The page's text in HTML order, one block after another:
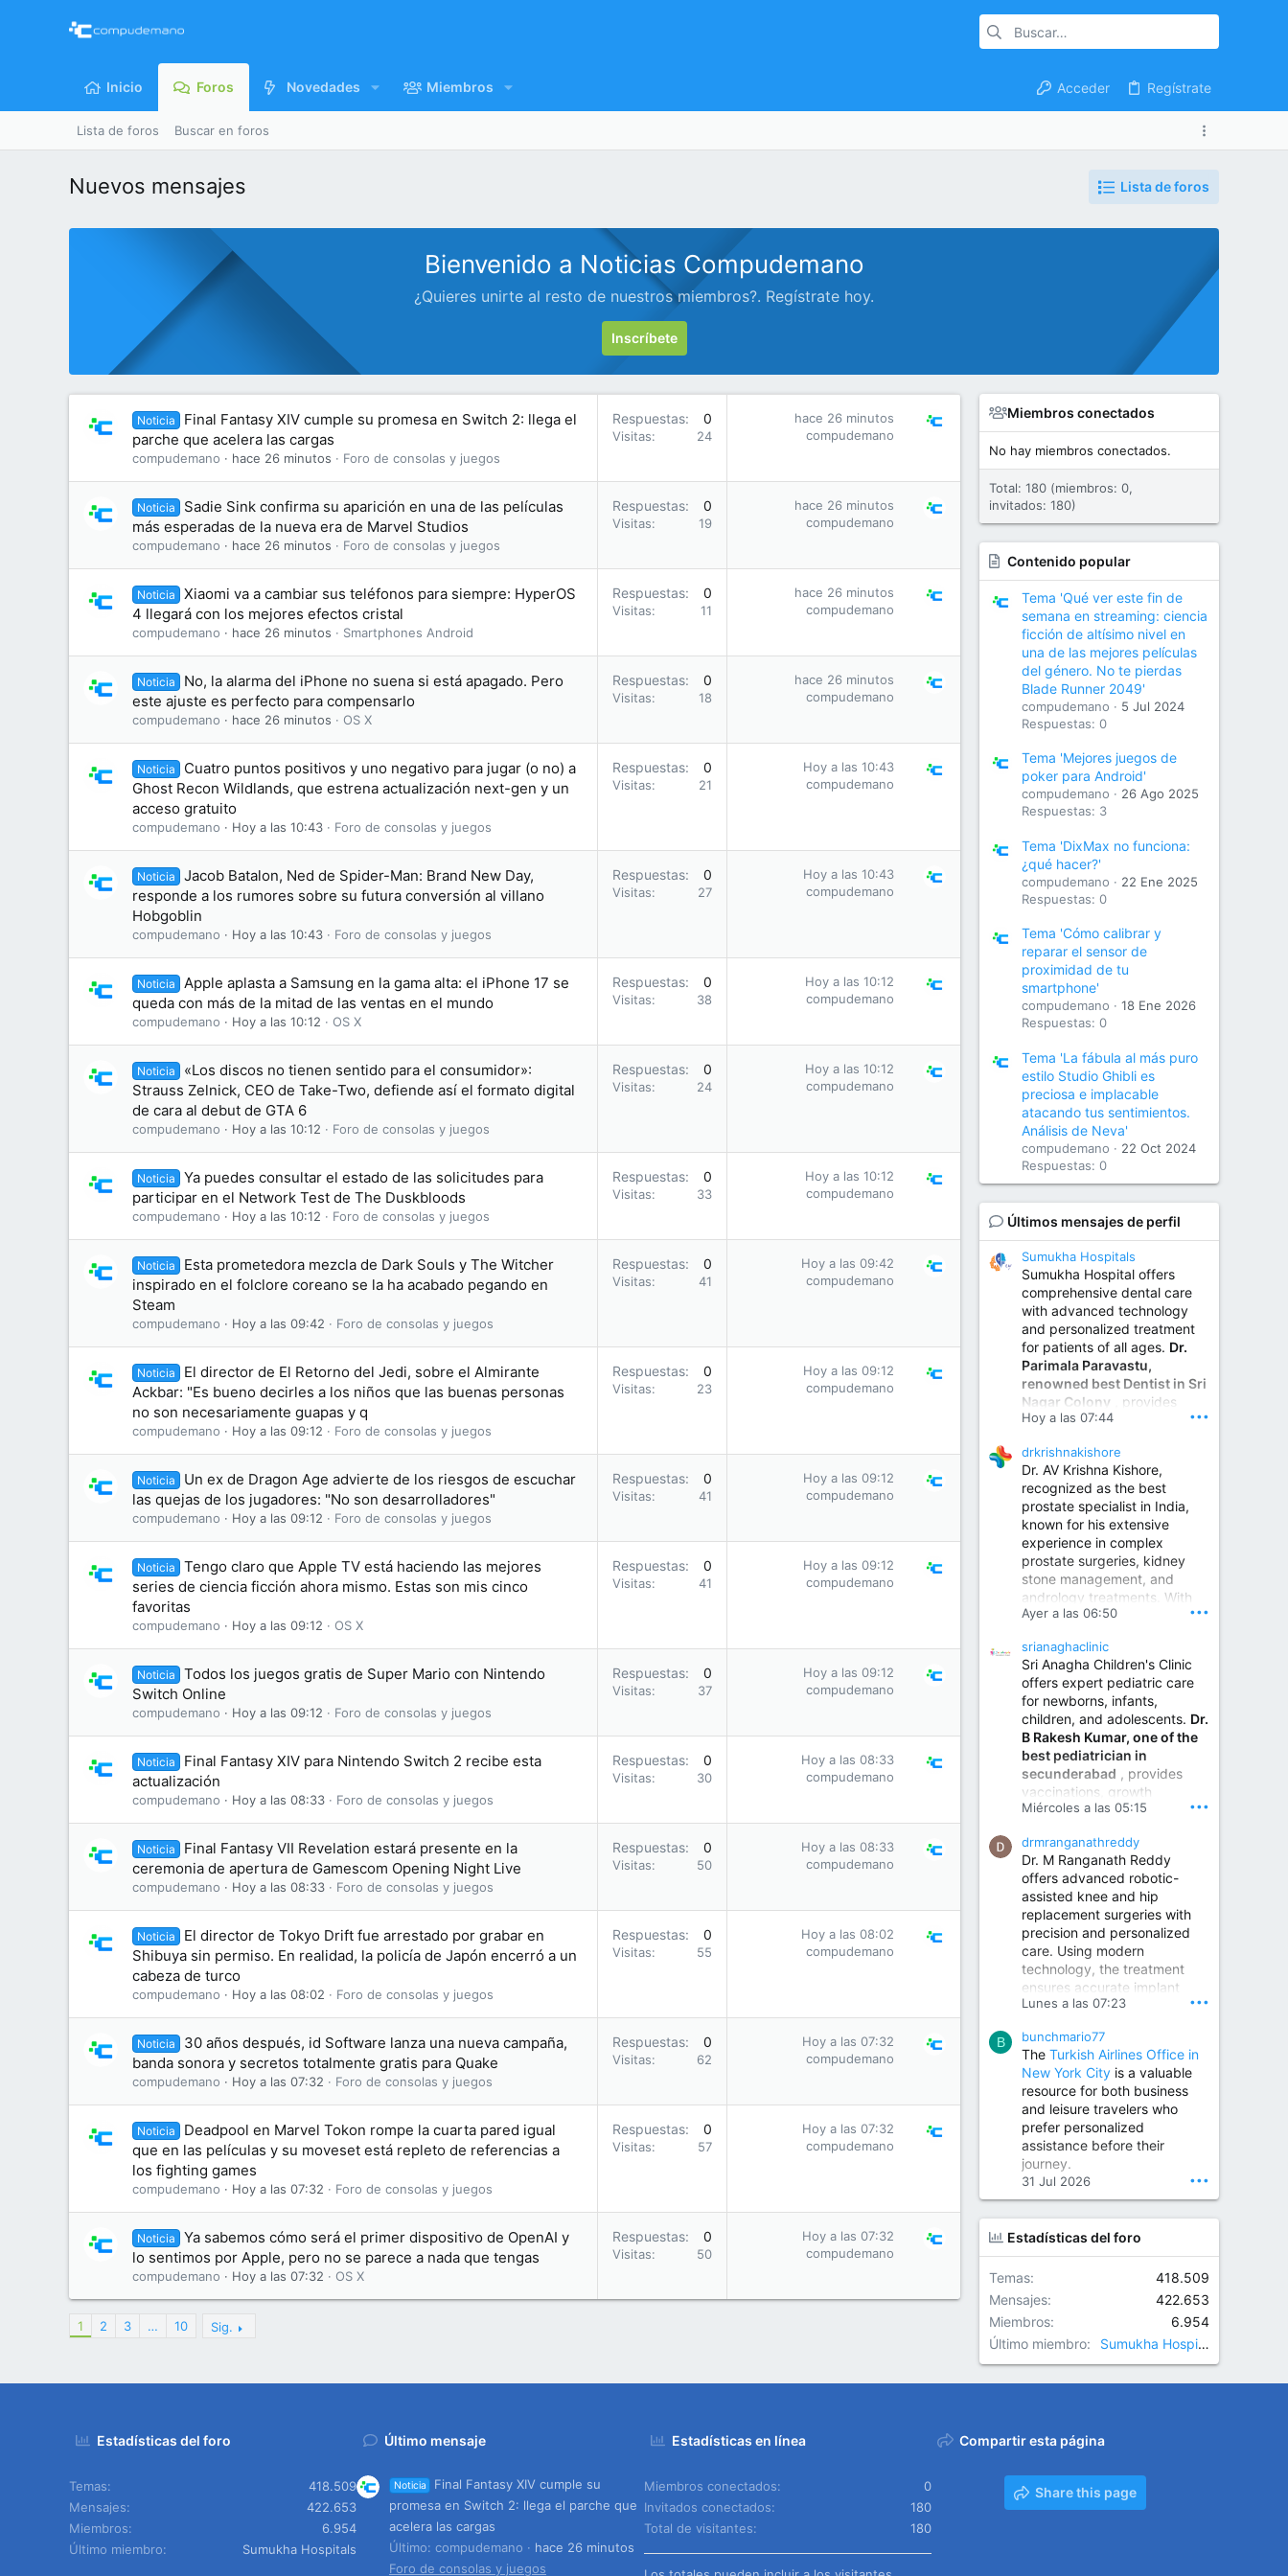
Inicio Foros Novedades Miembros Acceder Regístrate
Lista de foros Buscar en foros
Nuevos mensajes Lista de foros
Bienvenido a Noticias Compudemano
¿Quieres unirte al resto de nuestros miembros?. Regístrate hoy.
Inscríbete
Noticia
Final Fantasy XIV cumple su promesa en Switch 2: llega el
parche que acelera las cargas
compudemano hace 26 minutos Foro de consolas y juegos
Respuestas 0
Visitas 24
hace 26 minutos
compudemano
Noticia
Sadie Sink confirma su aparición en una de las películas
más esperadas de la nueva era de Marvel Studios
compudemano hace 26 minutos Foro de consolas y juegos
Respuestas 0
Visitas 19
hace 26 minutos
compudemano
Noticia
Xiaomi va a cambiar sus teléfonos para siempre: HyperOS
4 llegará con los mejores efectos cristal
compudemano hace 26 minutos Smartphones Android
Respuestas 0
Visitas 11
hace 26 minutos
compudemano
Noticia
No, la alarma del iPhone no suena si está apagado. Pero
este ajuste es perfecto para compensarlo
compudemano hace 26 minutos OS X
Respuestas 0
Visitas 18
hace 26 minutos
compudemano
Noticia
Cuatro puntos positivos y uno negativo para jugar (o no) a
Ghost Recon Wildlands, que estrena actualización next-gen y un
acceso gratuito
compudemano Hoy a las 10:43 Foro de consolas y juegos
Respuestas 0
Visitas 21
Hoy a las 10:43
compudemano
Noticia
Jacob Batalon, Ned de Spider-Man: Brand New Day,
responde a los rumores sobre su futura conversión al villano
Hobgoblin
compudemano Hoy a las 10:43 Foro de consolas y juegos
Respuestas 0
Visitas 27
Hoy a las 10:43
compudemano
Noticia
Apple aplasta a Samsung en la gama alta: el iPhone 17 se
queda con más de la mitad de las ventas en el mundo
compudemano Hoy a las 10:12 OS X
Respuestas 0
Visitas 38
Hoy a las 10:12
compudemano
Noticia
«Los discos no tienen sentido para el consumidor»:
Strauss Zelnick, CEO de Take-Two, defiende así el formato digital
de cara al debut de GTA 6
compudemano Hoy a las 10:12 Foro de consolas y juegos
Respuestas 0
Visitas 24
Hoy a las 10:12
compudemano
Noticia
Ya puedes consultar el estado de las solicitudes para
participar en el Network Test de The Duskbloods
compudemano Hoy a las 10:12 Foro de consolas y juegos
Respuestas 0
Visitas 33
Hoy a las 10:12
compudemano
Noticia
Esta prometedora mezcla de Dark Souls y The Witcher
inspirado en el folclore coreano se la ha acabado pegando en
Steam
compudemano Hoy a las 09:42 Foro de consolas y juegos
Respuestas 0
Visitas 41
Hoy a las 09:42
compudemano
Noticia
El director de El Retorno del Jedi, sobre el Almirante
Ackbar: "Es bueno decirles a los niños que las buenas personas
no son necesariamente guapas y q
compudemano Hoy a las 09:12 Foro de consolas y juegos
Respuestas 0
Visitas 23
Hoy a las 09:12
compudemano
Noticia
Un ex de Dragon Age advierte de los riesgos de escuchar
las quejas de los jugadores: "No son desarrolladores"
compudemano Hoy a las 09:12 Foro de consolas y juegos
Respuestas 0
Visitas 41
Hoy a las 09:12
compudemano
Noticia
Tengo claro que Apple TV está haciendo las mejores
series de ciencia ficción ahora mismo. Estas son mis cinco
favoritas
compudemano Hoy a las 09:12 OS X
Respuestas 0
Visitas 41
Hoy a las 09:12
compudemano
Noticia
Todos los juegos gratis de Super Mario con Nintendo
Switch Online
compudemano Hoy a las 09:12 Foro de consolas y juegos
Respuestas 0
Visitas 37
Hoy a las 09:12
compudemano
Noticia
Final Fantasy XIV para Nintendo Switch 2 recibe esta
actualización
compudemano Hoy a las 08:33 Foro de consolas y juegos
Respuestas 0
Visitas 30
Hoy a las 08:33
compudemano
Noticia
Final Fantasy VII Revelation estará presente en la
ceremonia de apertura de Gamescom Opening Night Live
compudemano Hoy a las 08:33 Foro de consolas y juegos
Respuestas 0
Visitas 50
Hoy a las 08:33
compudemano
Noticia
El director de Tokyo Drift fue arrestado por grabar en
Shibuya sin permiso. En realidad, la policía de Japón encerró a un
cabeza de turco
compudemano Hoy a las 08:02 Foro de consolas y juegos
Respuestas 0
Visitas 55
Hoy a las 08:02
compudemano
Noticia
30 años después, id Software lanza una nueva campaña,
banda sonora y secretos totalmente gratis para Quake
compudemano Hoy a las 07:32 Foro de consolas y juegos
Respuestas 0
Visitas 62
Hoy a las 07:32
compudemano
Noticia
Deadpool en Marvel Tokon rompe la cuarta pared igual
que en las películas y su moveset está repleto de referencias a
los fighting games
compudemano Hoy a las 07:32 Foro de consolas y juegos
Respuestas 0
Visitas 57
Hoy a las 07:32
compudemano
Noticia
Ya sabemos cómo será el primer dispositivo de OpenAI y
lo sentimos por Apple, pero no se parece a nada que tengas
compudemano Hoy a las 07:32 OS X
Respuestas 0
Visitas 50
Hoy a las 07:32
compudemano
1 2 3 … 10 Sig.
Miembros conectados
No hay miembros conectados.
Total: 180 (miembros: 0,
invitados: 180)
Contenido popular
Tema 'Qué ver este fin de
semana en streaming: ciencia
ficción de altísimo nivel en
una de las mejores películas
del género. No te pierdas
Blade Runner 2049'
compudemano
5 Jul 2024
Respuestas: 0
Tema 'Mejores juegos de
poker para Android'
compudemano
26 Ago 2025
Respuestas: 3
Tema 'DixMax no funciona:
¿qué hacer?'
compudemano
22 Ene 2025
Respuestas: 0
Tema 'Cómo calibrar y
reparar el sensor de
proximidad de tu
smartphone'
compudemano
18 Ene 2026
Respuestas: 0
Tema 'La fábula al más puro
estilo Studio Ghibli es
preciosa e implacable
atacando tus sentimientos.
Análisis de Neva'
compudemano
22 Oct 2024
Respuestas: 0
Últimos mensajes de perfil
Sumukha Hospitals
Sumukha Hospital offers
comprehensive dental care
with advanced technology
and personalized treatment
for patients of all ages. Dr.
Parimala Paravastu,
renowned best Dentist in Sri
Nagar Colony , provides
expert care for tooth pain,
treatment, dental implants,
smile designing, cosmetic
dentistry.
Sumukha Hospital | Ear, Nose & Throat, Dental & Maxillofacial Surgery Center
www.sumukhahospitals.co
m
Hoy a las 07:44 •••
drkrishnakishore
Dr. AV Krishna Kishore,
recognized as the best
prostate specialist in India,
known for his extensive
experience in complex
prostate surgeries, kidney
stone management, and
andrology treatments. With
years of surgical practice and
invasive and robotic
techniques.
Best Urologist in Vijayawada | Urology Specialist in Vijayawada
Dr. A. V. Krishna Kishore,
the Best Urologist...
www.drkrishnakishore.com
Ayer a las 06:50 •••
srianaghaclinic
Sri Anagha Children's Clinic
offers expert pediatric care
for newborns, infants,
children, and adolescents. Dr.
B Rakesh Kumar, one of the
best pediatrician in
secunderabad , provides
vaccinations, growth
monitoring, newborn care,
illnesses, nutrition guidance,
and preventive healthcare in
a child-friendly environment.
Children Hospital in Secunderabad | Best Pediatrician in Hyderabad | Neonatologist in Medchal
Our pediatrician and
Neonatologist team at...
www.srianaghaclinic.com
Miércoles a las 05:15 •••
drmranganathreddy
Dr. M Ranganath Reddy
offers advanced robotic-
assisted knee and hip
replacement surgeries with
precision and personalized
care. Using modern
technology, the treatment
ensures accurate implant
placement, reduced pain,
improved joint function,
helping patients return to an
active and comfortable
lifestyle.
Orthopedic Surgeon in Kondapur | Best Orthopedic Doctor in Kondapur | Dr. M. Ranganath Reddy
Consult Dr. M. Ranganath
Reddy, the best...
www.drranganathreddy.co
m
Lunes a las 07:23 •••
B bunchmario77
The Turkish Airlines Office in
New York City is a valuable
resource for both business
and leisure travelers who
prefer personalized
assistance before their
journey.
31 Jul 2026 •••
Estadísticas del foro
Temas
418.509
Mensajes
422.653
Miembros
6.954
Último miembro
Sumukha Hospitals
Estadísticas del foro
Temas
418.509
Mensajes
422.653
Miembros
6.954
Último miembro
Sumukha Hospitals
Último mensaje
Noticia
Final Fantasy XIV cumple su
promesa en Switch 2: llega el parche que
acelera las cargas
Último: compudemano
hace 26 minutos
Foro de consolas y juegos
Estadísticas en línea
Miembros conectados
0
Invitados conectados
180
Total de visitantes
180
Compartir esta página
Share this page